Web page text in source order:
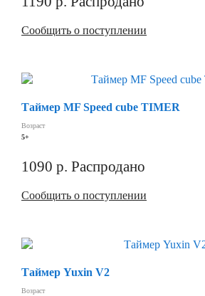
Сообщить о поступлении
Таймер MF Speed cube TIMER
Возраст
5+
1090 р. Распродано
Сообщить о поступлении
Таймер Yuxin V2
Возраст